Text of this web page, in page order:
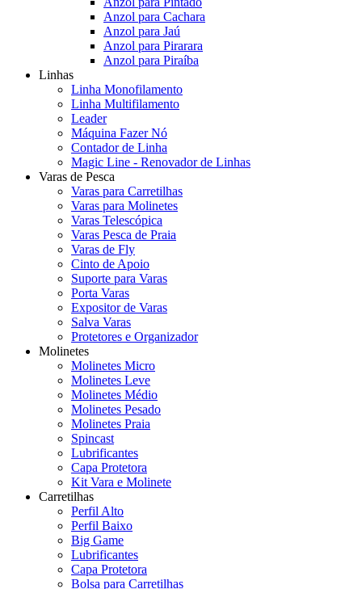
Anzol para Cachara
Anzol para Jaú
Anzol para Pirarara
Anzol para Piraíba
Linhas
Linha Monofilamento
Linha Multifilamento
Leader
Máquina Fazer Nó
Contador de Linha
Magic Line - Renovador de Linhas
Varas de Pesca
Varas para Carretilhas
Varas para Molinetes
Varas Telescópica
Varas Pesca de Praia
Varas de Fly
Cinto de Apoio
Suporte para Varas
Porta Varas
Expositor de Varas
Salva Varas
Protetores e Organizador
Molinetes
Molinetes Micro
Molinetes Leve
Molinetes Médio
Molinetes Pesado
Molinetes Praia
Spincast
Lubrificantes
Capa Protetora
Kit Vara e Molinete
Carretilhas
Perfil Alto
Perfil Baixo
Big Game
Lubrificantes
Capa Protetora
Bolsa para Carretilhas